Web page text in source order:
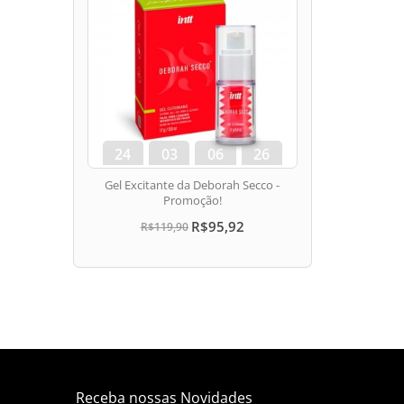
24
dias
03
hora
06
min
25
seg
Gel Excitante da Deborah Secco -
Promoção!
R$119,90 R$95,92
Receba nossas Novidades